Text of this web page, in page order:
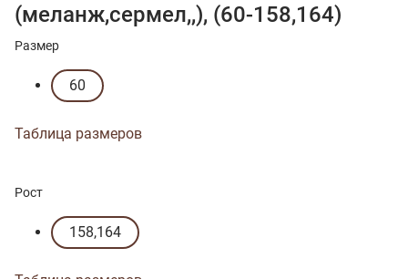
(меланж,сермел,,), (60-158,164)
Размер
60
Таблица размеров
Рост
158,164